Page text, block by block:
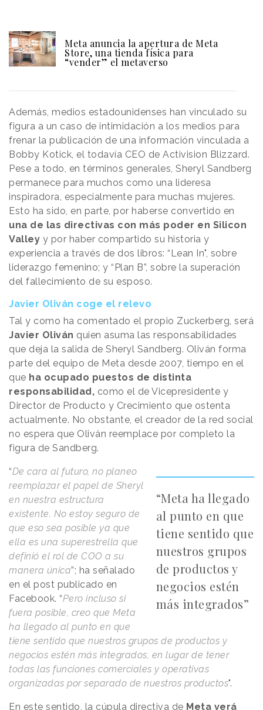
Meta anuncia la apertura de Meta
Store, una tienda física para
“vender” el metaverso
Además, medios estadounidenses han vinculado su
figura a un caso de intimidación a los medios para
frenar la publicación de una información vinculada a
Bobby Kotick, el todavía CEO de Activision Blizzard.
Pese a todo, en términos generales, Sheryl Sandberg
permanece para muchos como una lideresa
inspiradora, especialmente para muchas mujeres.
Esto ha sido, en parte, por haberse convertido en
una de las directivas con más poder en Silicon
Valley y por haber compartido su historia y
experiencia a través de dos libros: “Lean In", sobre
liderazgo femenino; y “Plan B”, sobre la superación
del fallecimiento de su esposo.
Javier Oliván coge el relevo
Tal y como ha comentado el propio Zuckerberg, será
Javier Oliván quien asuma las responsabilidades
que deja la salida de Sheryl Sandberg. Oliván forma
parte del equipo de Meta desde 2007, tiempo en el
que ha ocupado puestos de distinta
responsabilidad, como el de Vicepresidente y
Director de Producto y Crecimiento que ostenta
actualmente. No obstante, el creador de la red social
no espera que Oliván reemplace por completo la
figura de Sandberg.
“Meta ha llegado
al punto en que
tiene sentido que
nuestros grupos
de productos y
negocios estén
más integrados”
“De cara al futuro, no planeo
reemplazar el papel de Sheryl
en nuestra estructura
existente. No estoy seguro de
que eso sea posible ya que
ella es una superestrella que
definió el rol de COO a su
manera única”; ha señalado
en el post publicado en
Facebook. “Pero incluso si
fuera posible, creo que Meta
ha llegado al punto en que
tiene sentido que nuestros grupos de productos y
negocios estén más integrados, en lugar de tener
todas las funciones comerciales y operativas
organizadas por separado de nuestros productos".
En este sentido, la cúpula directiva de Meta verá